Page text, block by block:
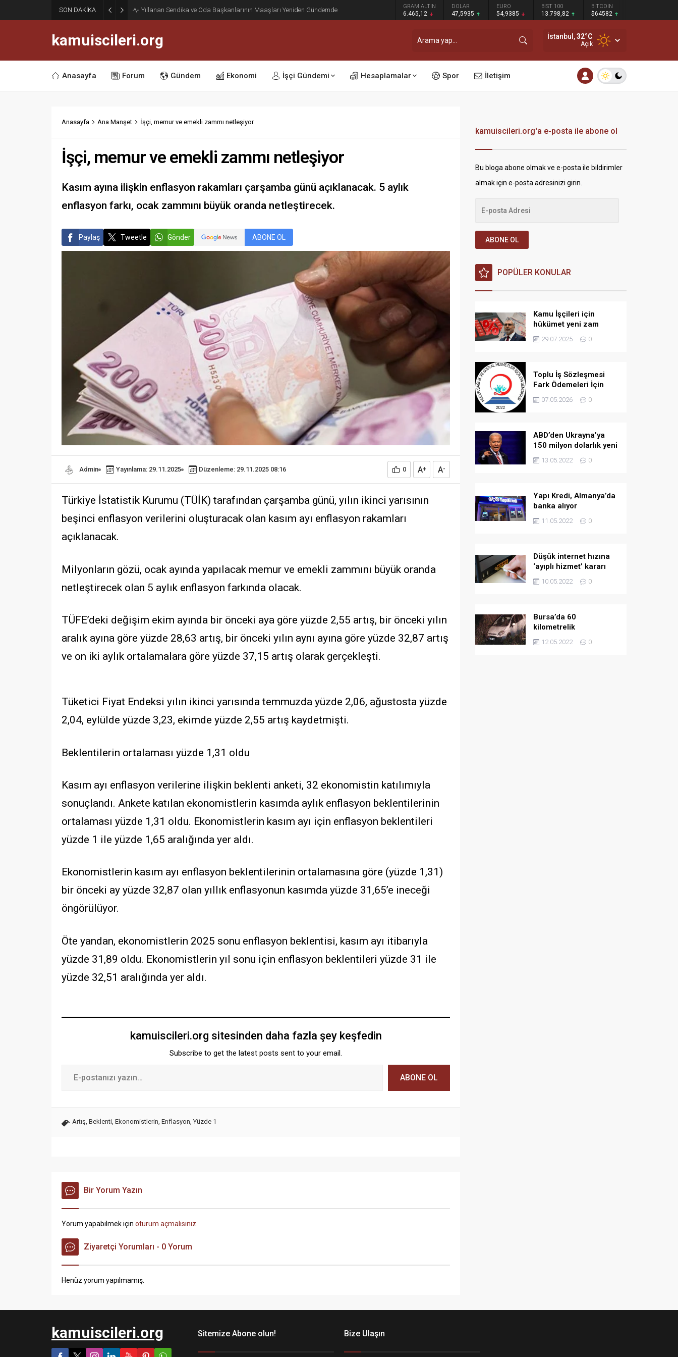
SON DAKİKA
Haziran Enflasyonu Açıklandı: Ocak ve Temmuz Zam Dönemi Olan Kamu
İşçilerine Yüzde 13,76 Zam Kesinleşti
GRAM ALTIN
6.465,12
DOLAR
47,5935
EURO
54,9385
BIST 100
13.798,82
BITCOIN
$64582
kamuiscileri.org İstanbul,32°C
Açık
Anasayfa Forum Gündem Ekonomi İşçi Gündemi Hesaplamalar Spor İletişim
Anasayfa Ana Manşet İşçi, memur ve emekli zammı netleşiyor
İşçi, memur ve emekli zammı netleşiyor
Kasım ayına ilişkin enflasyon rakamları çarşamba günü açıklanacak. 5 aylık
enflasyon farkı, ocak zammını büyük oranda netleştirecek.
Paylaş Tweetle Gönder ABONE OL
Admin Yayınlama: 29.11.2025 Düzenleme: 29.11.2025 08:16 0 A+ A-
Türkiye İstatistik Kurumu (TÜİK) tarafından çarşamba günü, yılın ikinci yarısının
beşinci enflasyon verilerini oluşturacak olan kasım ayı enflasyon rakamları
açıklanacak.
Milyonların gözü, ocak ayında yapılacak memur ve emekli zammını büyük oranda
netleştirecek olan 5 aylık enflasyon farkında olacak.
TÜFE’deki değişim ekim ayında bir önceki aya göre yüzde 2,55 artış, bir önceki yılın
aralık ayına göre yüzde 28,63 artış, bir önceki yılın aynı ayına göre yüzde 32,87 artış
ve on iki aylık ortalamalara göre yüzde 37,15 artış olarak gerçekleşti.
Tüketici Fiyat Endeksi yılın ikinci yarısında temmuzda yüzde 2,06, ağustosta yüzde
2,04, eylülde yüzde 3,23, ekimde yüzde 2,55 artış kaydetmişti.
Beklentilerin ortalaması yüzde 1,31 oldu
Kasım ayı enflasyon verilerine ilişkin beklenti anketi, 32 ekonomistin katılımıyla
sonuçlandı. Ankete katılan ekonomistlerin kasımda aylık enflasyon beklentilerinin
ortalaması yüzde 1,31 oldu. Ekonomistlerin kasım ayı için enflasyon beklentileri
yüzde 1 ile yüzde 1,65 aralığında yer aldı.
Ekonomistlerin kasım ayı enflasyon beklentilerinin ortalamasına göre (yüzde 1,31)
bir önceki ay yüzde 32,87 olan yıllık enflasyonun kasımda yüzde 31,65’e ineceği
öngörülüyor.
Öte yandan, ekonomistlerin 2025 sonu enflasyon beklentisi, kasım ayı itibarıyla
yüzde 31,89 oldu. Ekonomistlerin yıl sonu için enflasyon beklentileri yüzde 31 ile
yüzde 32,51 aralığında yer aldı.
kamuiscileri.org sitesinden daha fazla şey keşfedin
Subscribe to get the latest posts sent to your email.
ABONE OL
Artış, Beklenti, Ekonomistlerin, Enflasyon, Yüzde 1
Bir Yorum Yazın
Yorum yapabilmek için oturum açmalısınız
Ziyaretçi Yorumları - 0 Yorum
Henüz yorum yapılmamış.
kamuiscileri.org'a e-posta ile abone ol
Bu bloga abone olmak ve e-posta ile bildirimler
almak için e-posta adresinizi girin.
ABONE OL
POPÜLER KONULAR
Kamu İşçileri için
hükümet yeni zam
teklifi verdi iddiası!
29.07.2025 0
Toplu İş Sözleşmesi
Fark Ödemeleri İçin
Açılan Davada Yeni
Gelişme: Bilirkişi
07.05.2026 0
ABD’den Ukrayna’ya
150 milyon dolarlık yeni
askeri yardım
13.05.2022 0
Yapı Kredi, Almanya’da
banka alıyor
11.05.2022 0
Düşük internet hızına
‘ayıplı hizmet’ kararı
10.05.2022 0
Bursa’da 60
kilometrelik
kovalamaca!
12.05.2022 0
kamuiscileri.org Sitemize Abone olun! Bize Ulaşın